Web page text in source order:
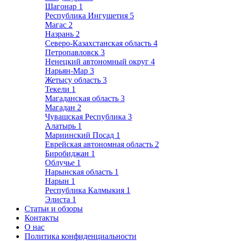
Шагонар 1
Республика Ингушетия 5
Магас 2
Назрань 2
Северо-Казахстанская область 4
Петропавловск 3
Ненецкий автономный округ 4
Нарьян-Мар 3
Жетысу область 3
Текели 1
Магаданская область 3
Магадан 2
Чувашская Республика 3
Алатырь 1
Мариинский Посад 1
Еврейская автономная область 2
Биробиджан 1
Облучье 1
Нарынская область 1
Нарын 1
Республика Калмыкия 1
Элиста 1
Статьи и обзоры
Контакты
О нас
Политика конфиденциальности